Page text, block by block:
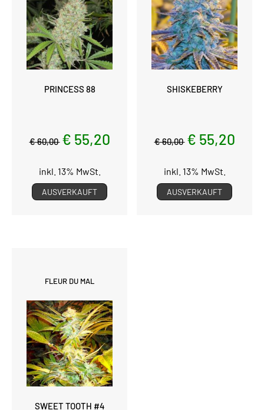
PRINCESS 88
€ 60,00 € 55,20
inkl. 13% MwSt.
AUSVERKAUFT
SHISKEBERRY
€ 60,00 € 55,20
inkl. 13% MwSt.
AUSVERKAUFT
FLEUR DU MAL
SWEET TOOTH #4